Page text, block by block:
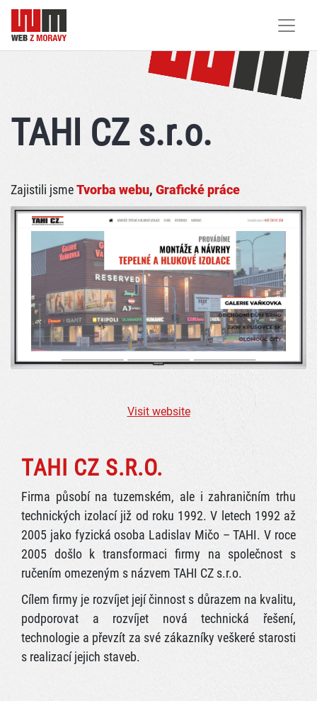
TAHI CZ s.r.o.
Zajistili jsmeTvorba webu, Grafické práce
Visit website
TAHI CZ S.R.O.
Firma působí na tuzemském, ale i zahraničním trhu
technických izolací již od roku 1992. V letech 1992 až
2005 jako fyzická osoba Ladislav Mičo – TAHI. V roce
2005 došlo k transformaci firmy na společnost s
ručením omezeným s názvem TAHI CZ s.r.o.
Cílem firmy je rozvíjet její činnost s důrazem na kvalitu,
podporovat a rozvíjet nová technická řešení,
technologie a převzít za své zákazníky veškeré starosti
s realizací jejich staveb.